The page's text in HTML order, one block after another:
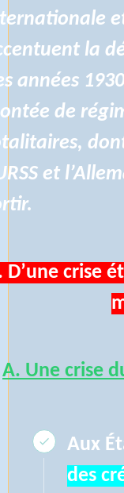
la
années
de
et
crise
A. Une crise
Aux
des